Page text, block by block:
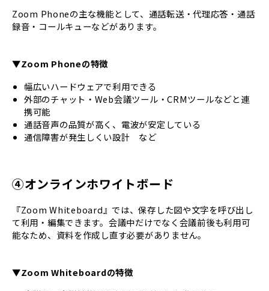
Zoom Phoneの主な機能として、通話転送・代理応答・通話
録音・コールキューなどがあります。
▼Zoom Phoneの特徴
幅広いハードウェアで利用できる
外部のチャット・Web会議ツール・CRMツールなどと連
携可能
通話音声の品質が高く、電波が安定している
通信障害が発生しくい設計 など
④オンラインホワイトボード
『Zoom Whiteboard』では、保存した図や文字を呼び出し
て利用・編集できます。会議中だけでなく会議前後も利用可
能なため、資料を作成し直す必要がありません。
▼Zoom Whiteboardの特徴